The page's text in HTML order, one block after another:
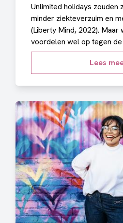
Unlimited holidays zouden
minder ziekteverzuim en
(Liberty Mind, 2022). Maar
voordelen wel op tegen de
Lees